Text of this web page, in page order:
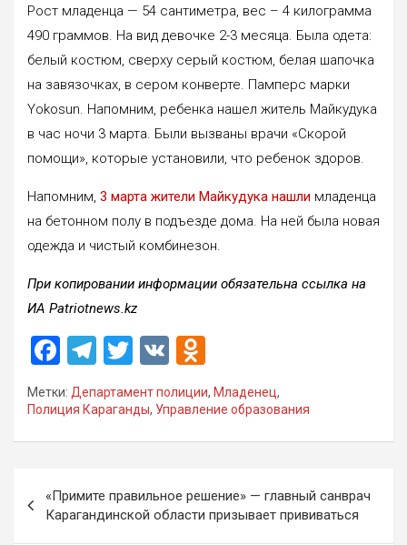
Рост младенца — 54 сантиметра, вес – 4 килограмма
490 граммов. На вид девочке 2-3 месяца. Была одета:
белый костюм, сверху серый костюм, белая шапочка
на завязочках, в сером конверте.​ Памперс марки
Yokosun. Напомним, ребенка нашел житель Майкудука
в час ночи 3 марта. Были вызваны врачи «Скорой
помощи», которые установили, что ребенок здоров.
Напомним, 3 марта жители Майкудука нашли младенца
на бетонном полу в подъезде дома. На ней была новая
одежда и чистый комбинезон.
При копировании информации обязательна ссылка на
ИА Patriotnews.kz
F
a
ce
b
o
k
T
e
gr
m
T
tt
er
V
d
n
o
a
ss
Метки: Департамент полиции, Младенец,
Полиция Караганды, Управление образования
по
«Примите правильное решение» — главный санврач
Карагандинской области призывает прививаться